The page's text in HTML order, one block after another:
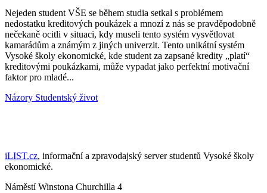
Nejeden student VŠE se během studia setkal s problémem
nedostatku kreditových poukázek a mnozí z nás se pravděpodobně
nečekaně ocitli v situaci, kdy museli tento systém vysvětlovat
kamarádům a známým z jiných univerzit. Tento unikátní systém
Vysoké školy ekonomické, kde student za zapsané kredity „platí“
kreditovými poukázkami, může vypadat jako perfektní motivační
faktor pro mladé...
Názory Studentský život
iLIST.cz, informační a zpravodajský server studentů Vysoké školy
ekonomické.
Náměstí Winstona Churchilla 4